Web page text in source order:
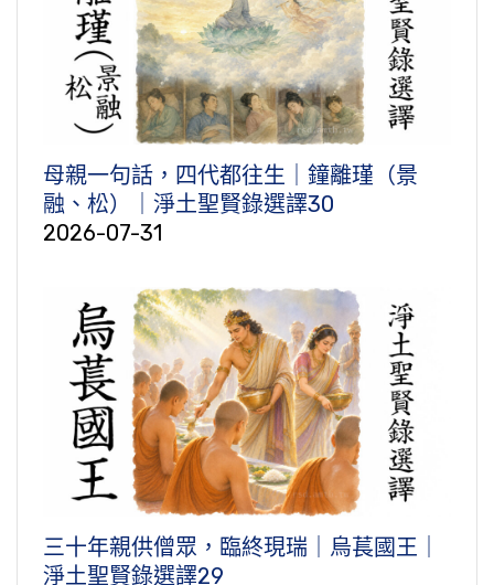
母親一句話，四代都往生｜鐘離瑾（景
融、松）｜淨土聖賢錄選譯30
2026-07-31
三十年親供僧眾，臨終現瑞｜烏萇國王｜
淨土聖賢錄選譯29